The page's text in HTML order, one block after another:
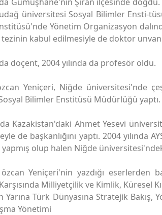
üniversitesi Sosyal Bilimler Ensti-
Yönetim Organizasyon
tezinin kabul edilmesiyle de doktor
doçent, 2004 yılında da profesör oldu.
Yeniçeri, Niğde üniversitesi'nde
Bilimler Enstitüsü Müdürlüğü yaptı.
Kazakistan'daki Ahmet Yesevi
de başkanlığını yaptı. 2004 yılında
olup halen Niğde
Yeniçeri'nin yazdığı eserlerden
Milliyetçilik ve Kimlik, Küresel
Yarına Türk Dünyasına Stratejik
Yönetimi